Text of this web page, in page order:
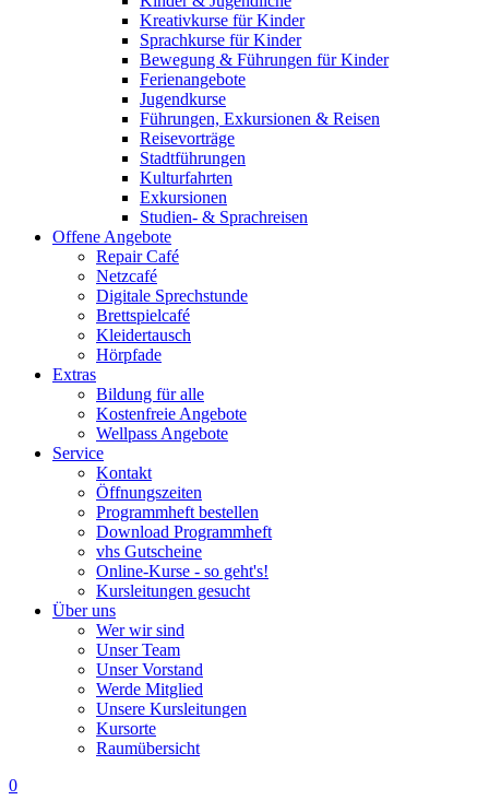
Kreativkurse für Kinder
Sprachkurse für Kinder
Bewegung & Führungen für Kinder
Ferienangebote
Jugendkurse
Führungen, Exkursionen & Reisen
Reisevorträge
Stadtführungen
Kulturfahrten
Exkursionen
Studien- & Sprachreisen
Offene Angebote
Repair Café
Netzcafé
Digitale Sprechstunde
Brettspielcafé
Kleidertausch
Hörpfade
Extras
Bildung für alle
Kostenfreie Angebote
Wellpass Angebote
Service
Kontakt
Öffnungszeiten
Programmheft bestellen
Download Programmheft
vhs Gutscheine
Online-Kurse - so geht's!
Kursleitungen gesucht
Über uns
Wer wir sind
Unser Team
Unser Vorstand
Werde Mitglied
Unsere Kursleitungen
Kursorte
Raumübersicht
0